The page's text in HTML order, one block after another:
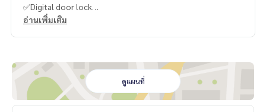
✅Digital door lock
You can inbox or dm to ask more information, It’s my pleas
ure to give.
Tel :
093-943-4388
What App+6693-943-4388
อ่านเพิ่มเติม
ดูแผนที่